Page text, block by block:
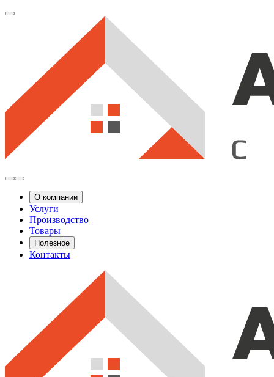
О компании
Услуги
Производство
Товары
Полезное
Контакты